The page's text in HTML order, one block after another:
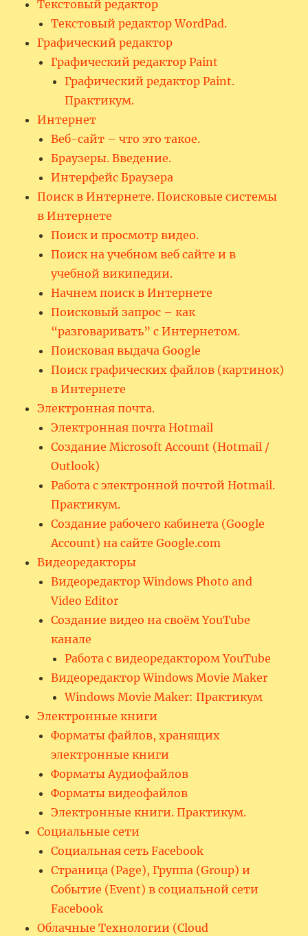
Текстовый редактор
Текстовый редактор WordPad.
Графический редактор
Графический редактор Paint
Графический редактор Paint.
Практикум.
Интернет
Веб-сайт – что это такое.
Браузеры. Введение.
Интерфейс Браузера
Поиск в Интернете. Поисковые системы
в Интернете
Поиск и просмотр видео.
Поиск на учебном веб сайте и в
учебной википедии.
Начнем поиск в Интернете
Поисковый запрос – как
“разговаривать” с Интернетом.
Поисковая выдача Google
Поиск графических файлов (картинок)
в Интернете
Электронная почта.
Электронная почта Hotmail
Создание Microsoft Account (Hotmail /
Outlook)
Работа с электронной почтой Hotmail.
Практикум.
Создание рабочего кабинета (Google
Account) на сайте Google.com
Видеоредакторы
Видеоредактор Windows Photo and
Video Editor
Создание видео на своём YouTube
канале
Работа с видеоредактором YouTube
Видеоредактор Windows Movie Maker
Windows Movie Maker: Практикум
Электронные книги
Форматы файлов, хранящих
электронные книги
Форматы Аудиофайлов
Форматы видеофайлов
Электронные книги. Практикум.
Социальные сети
Социальная сеть Facebook
Страница (Page), Группа (Group) и
Событие (Event) в социальной сети
Facebook
Облачные Технологии (Cloud